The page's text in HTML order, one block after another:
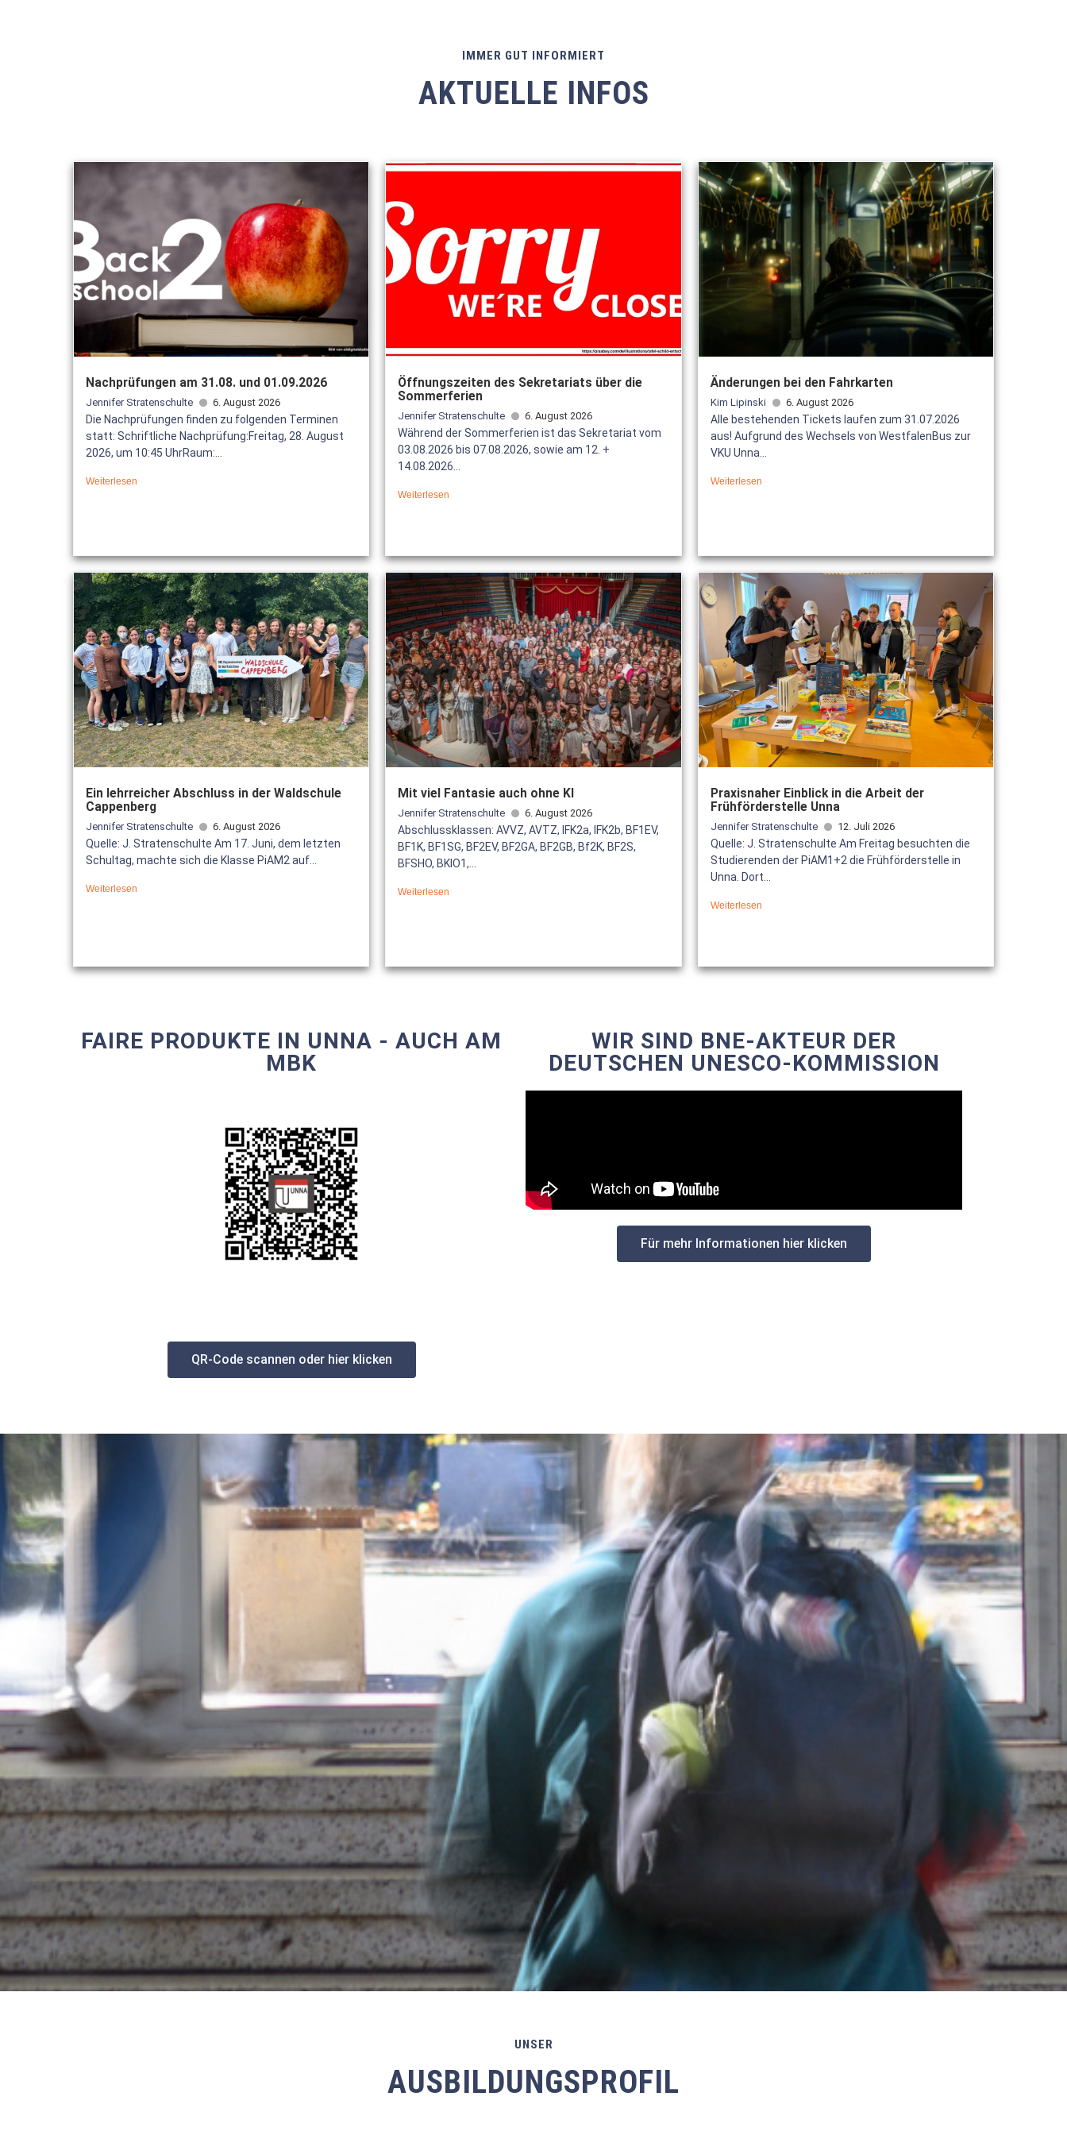
IMMER GUT INFORMIERT
AKTUELLE INFOS
Nachprüfungen am 31.08. und 01.09.2026
Jennifer Stratenschulte 6. August 2026
Die Nachprüfungen finden zu folgenden Terminen
statt: Schriftliche Nachprüfung:Freitag, 28. August
2026, um 10:45 UhrRaum:...
Weiterlesen
Öffnungszeiten des Sekretariats über die
Sommerferien
Jennifer Stratenschulte 6. August 2026
Während der Sommerferien ist das Sekretariat vom
03.08.2026 bis 07.08.2026, sowie am 12. +
14.08.2026...
Weiterlesen
Änderungen bei den Fahrkarten
Kim Lipinski 6. August 2026
Alle bestehenden Tickets laufen zum 31.07.2026
aus! Aufgrund des Wechsels von WestfalenBus zur
VKU Unna...
Weiterlesen
Ein lehrreicher Abschluss in der Waldschule
Cappenberg
Jennifer Stratenschulte 6. August 2026
Quelle: J. Stratenschulte Am 17. Juni, dem letzten
Schultag, machte sich die Klasse PiAM2 auf...
Weiterlesen
Mit viel Fantasie auch ohne KI
Jennifer Stratenschulte 6. August 2026
Abschlussklassen: AVVZ, AVTZ, IFK2a, IFK2b, BF1EV,
BF1K, BF1SG, BF2EV, BF2GA, BF2GB, Bf2K, BF2S,
BFSHO, BKIO1,...
Weiterlesen
Praxisnaher Einblick in die Arbeit der
Frühförderstelle Unna
Jennifer Stratenschulte 12. Juli 2026
Quelle: J. Stratenschulte Am Freitag besuchten die
Studierenden der PiAM1+2 die Frühförderstelle in
Unna. Dort...
Weiterlesen
FAIRE PRODUKTE IN UNNA - AUCH AM
MBK
QR-Code scannen oder hier klicken
WIR SIND BNE-AKTEUR DER
DEUTSCHEN UNESCO-KOMMISSION
Für mehr Informationen hier klicken
UNSER
AUSBILDUNGSPROFIL